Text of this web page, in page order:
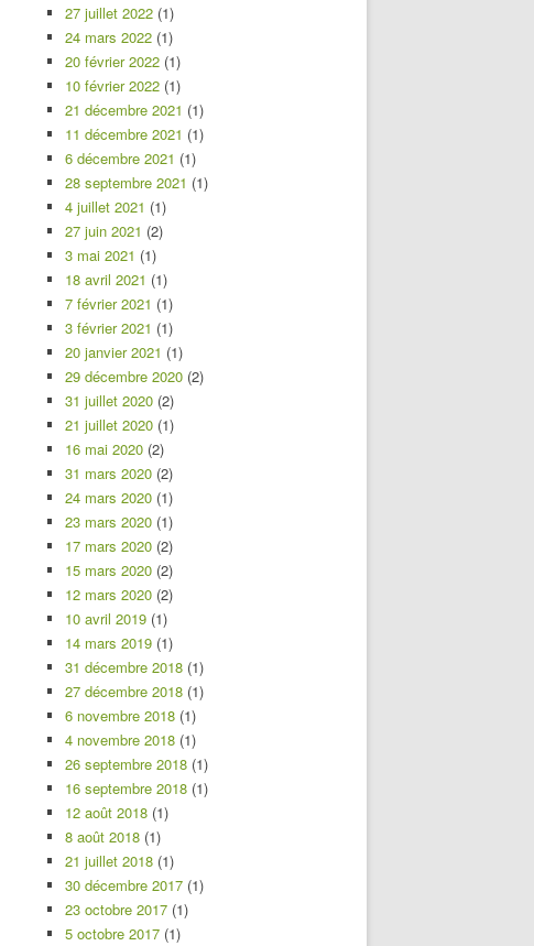
27 juillet 2022 (1)
24 mars 2022 (1)
20 février 2022 (1)
10 février 2022 (1)
21 décembre 2021 (1)
11 décembre 2021 (1)
6 décembre 2021 (1)
28 septembre 2021 (1)
4 juillet 2021 (1)
27 juin 2021 (2)
3 mai 2021 (1)
18 avril 2021 (1)
7 février 2021 (1)
3 février 2021 (1)
20 janvier 2021 (1)
29 décembre 2020 (2)
31 juillet 2020 (2)
21 juillet 2020 (1)
16 mai 2020 (2)
31 mars 2020 (2)
24 mars 2020 (1)
23 mars 2020 (1)
17 mars 2020 (2)
15 mars 2020 (2)
12 mars 2020 (2)
10 avril 2019 (1)
14 mars 2019 (1)
31 décembre 2018 (1)
27 décembre 2018 (1)
6 novembre 2018 (1)
4 novembre 2018 (1)
26 septembre 2018 (1)
16 septembre 2018 (1)
12 août 2018 (1)
8 août 2018 (1)
21 juillet 2018 (1)
30 décembre 2017 (1)
23 octobre 2017 (1)
5 octobre 2017 (1)